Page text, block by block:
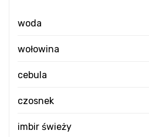
woda
wołowina
cebula
czosnek
imbir świeży